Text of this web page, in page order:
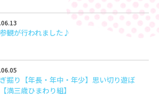
観が行われました♪
掘り【年長・年中・年少】思い切り遊ぼ
満三歳ひまわり組】